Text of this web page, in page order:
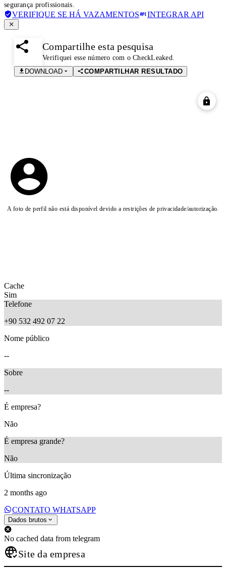
segurança profissionais.
VERIFIQUE SE HÁ VAZAMENTOS INTEGRAR API
Compartilhe esta pesquisa
Verifiquei esse número com o CheckLeaked.
DOWNLOAD
COMPARTILHAR RESULTADO
A foto de perfil não está disponível devido a restrições de privacidade/autorização.
Cache
Sim
Telefone
+90 532 492 07 22
Nome público
--
Sobre
--
É empresa?
Não
É empresa grande?
Não
Última sincronização
2 months ago
CONTATO WHATSAPP
Dados brutos
No cached data from telegram
Site da empresa